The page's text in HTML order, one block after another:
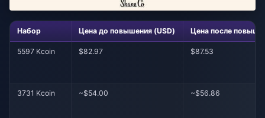
Набор Цена до повышения (USD) Цена после
5597 Kcoin $82.97 $87.53
3731 Kcoin ~$54.00 ~$56.86